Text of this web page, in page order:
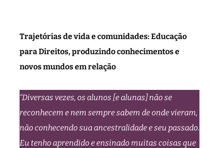
Trajetórias de vida e comunidades: Educação
para Direitos, produzindo conhecimentos e
novos mundos em relação
“Diversas vezes, os alunos [e alunas] não se
reconhecem e nem sempre sabem de onde vieram,
não conhecendo sua ancestralidade e seu passado.
Eu tenho aprendido e ensinado muitas coisas que